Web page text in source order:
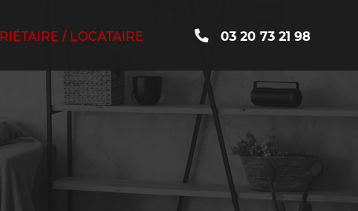
/ LOCATAIRE 03 20 73 21 98